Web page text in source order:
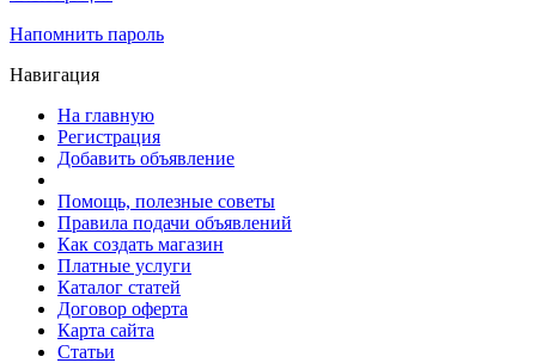
Напомнить пароль
Навигация
На главную
Регистрация
Добавить объявление
Помощь, полезные советы
Правила подачи объявлений
Как создать магазин
Платные услуги
Каталог статей
Договор оферта
Карта сайта
Статьи